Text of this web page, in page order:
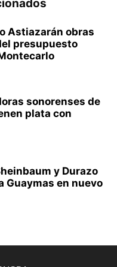
Astiazarán obras
presupuesto
sonorenses de
plata con
y Durazo
Guaymas en nuevo